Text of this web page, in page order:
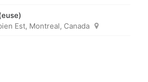
Est, Montreal, Canada